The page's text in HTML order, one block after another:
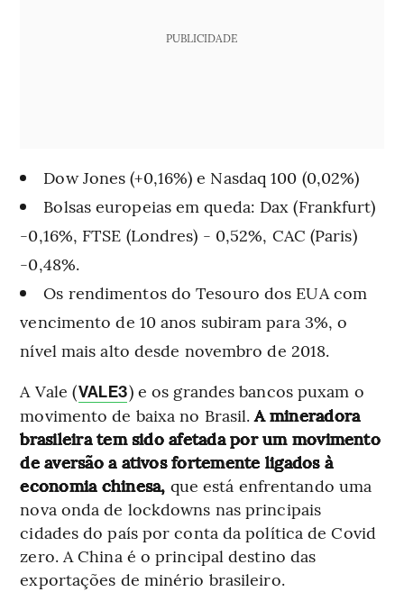
PUBLICIDADE
Dow Jones (+0,16%) e Nasdaq 100 (0,02%)
Bolsas europeias em queda: Dax (Frankfurt)
-0,16%, FTSE (Londres) - 0,52%, CAC (Paris)
-0,48%.
Os rendimentos do Tesouro dos EUA com
vencimento de 10 anos subiram para 3%, o
nível mais alto desde novembro de 2018.
A Vale (VALE3) e os grandes bancos puxam o
movimento de baixa no Brasil.A mineradora
brasileira tem sido afetada por um movimento
de aversão a ativos fortemente ligados à
economia chinesa, que está enfrentando uma
nova onda de lockdowns nas principais
cidades do país por conta da política de Covid
zero. A China é o principal destino das
exportações de minério brasileiro.